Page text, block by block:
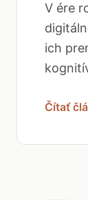
V ére
ich
Čítať